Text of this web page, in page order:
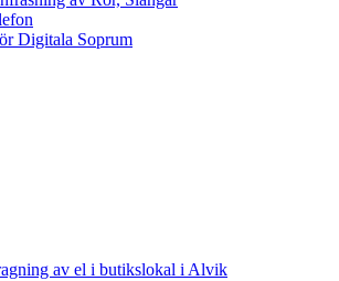
Digitala Soprum
av el i butikslokal i Alvik